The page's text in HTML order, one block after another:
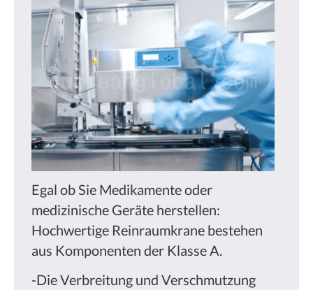
Egal ob Sie Medikamente oder
medizinische Geräte herstellen:
Hochwertige Reinraumkrane bestehen
aus Komponenten der Klasse A.
-Die Verbreitung und Verschmutzung